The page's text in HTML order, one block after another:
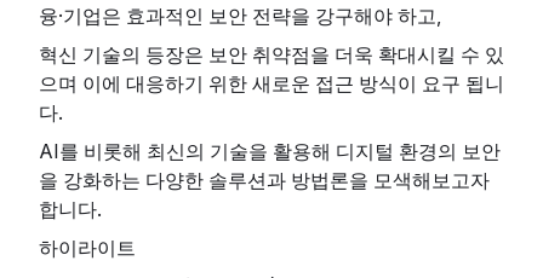
융·기업은 효과적인 보안 전략을 강구해야 하고,
혁신 기술의 등장은 보안 취약점을 더욱 확대시킬 수 있
으며 이에 대응하기 위한 새로운 접근 방식이 요구 됩니
다.
AI를 비롯해 최신의 기술을 활용해 디지털 환경의 보안
을 강화하는 다양한 솔루션과 방법론을 모색해보고자
합니다.
하이라이트